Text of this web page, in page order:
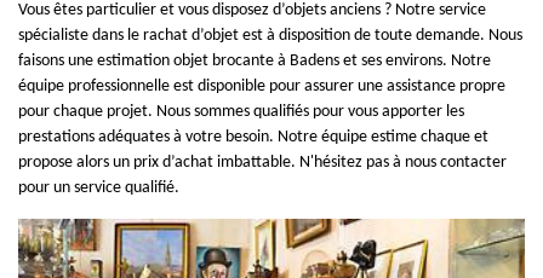
Vous êtes particulier et vous disposez d’objets anciens ? Notre service
spécialiste dans le rachat d’objet est à disposition de toute demande. Nous
faisons une estimation objet brocante à Badens et ses environs. Notre
équipe professionnelle est disponible pour assurer une assistance propre
pour chaque projet. Nous sommes qualifiés pour vous apporter les
prestations adéquates à votre besoin. Notre équipe estime chaque et
propose alors un prix d’achat imbattable. N'hésitez pas à nous contacter
pour un service qualifié.